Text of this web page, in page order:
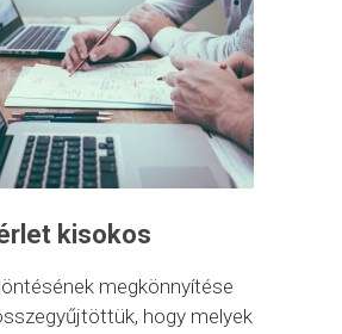
kisokos
megkönnyítése
hogy melyek